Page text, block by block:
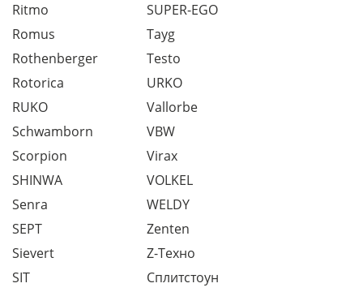
Ritmo
Romus
Rothenberger
Rotorica
RUKO
Schwamborn
Scorpion
SHINWA
Senra
SEPT
Sievert
SIT
SUPER-EGO
Tayg
Testo
URKO
Vallorbe
VBW
Virax
VOLKEL
WELDY
Zenten
Z-Техно
Сплитстоун